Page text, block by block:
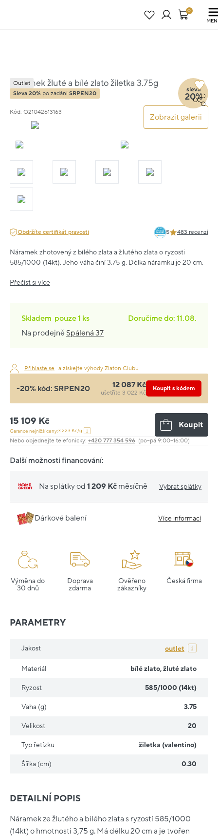
24 dní : 6h : 34m : 02s0
Náramek žluté a bílé zlato žiletka 3.75g
vel.20
Kód: O21042613163
Zobrazit galerii
Outlet
Sleva 20% po zadání SRPEN20
sleva
20%
Obdržíte certifikát pravosti 5 483 recenzí
Náramek zhotovený z bílého zlata a žlutého zlata o ryzosti
585/1000 (14kt). Jeho váha činí 3.75 g. Délka náramku je 20 cm.
Přečíst si více
Skladem pouze1 ks
Doručíme do: 11.08.
Na prodejně Spálená 37
Přihlaste se a získejte výhody Zlaton Clubu
-20% kód: SRPEN20 12 087 Kč
ušetříte 3 022 Kč
Koupit s kódem
15 109 Kč
Garance nejnižší ceny:3 223 Kč/g
Koupit
Nebo objednejte telefonicky: +420 777 354 596 (po–pá 9:00–16:00)
Další možnosti financování:
Na splátky od 1 209 Kč měsíčně Vybrat splátky
Dárkové balení Více informací
Výměna do
30 dnů
Doprava
zdarma
Ověřeno
zákazníky
Česká firma
DETAILNÍ POPIS
Náramek ze žlutého a bílého zlata s ryzostí 585/1000
(14kt) o hmotnosti 3,75 g. Má délku 20 cm a je tvořen
PARAMETRY
Jakost outlet
Materiál bílé zlato, žluté zlato
Ryzost 585/1000 (14kt)
Vaha (g) 3.75
Velikost 20
Typ řetízku žiletka (valentino)
Šířka (cm) 0.30